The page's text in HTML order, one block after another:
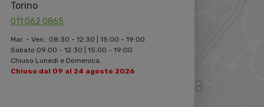
Torino
011 062 0865
Mar. - Ven.: 08:30 - 12:30 | 15:00 - 19:00
Sabato 09:00 - 12:30 | 15:00 - 19:00
Chiuso Lunedì e Domenica.
Chiuso dal 09 al 24 agosto 2026